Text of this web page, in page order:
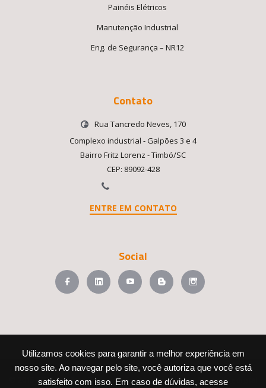
Utilizamos cookies para garantir a melhor experiência em
nosso site. Ao navegar pelo site, você autoriza que você está
satisfeito com isso. Em caso de dúvidas, acesse
Painéis Elétricos
Manutenção Industrial
Eng. de Segurança – NR12
Contato
Rua Tancredo Neves, 170
Complexo industrial - Galpões 3 e 4
Bairro Fritz Lorenz - Timbó/SC
CEP: 89092-428
ENTRE EM CONTATO
Social
© 2015-2026 Fersiltec. Todos os direitos reservados. Marketing digital